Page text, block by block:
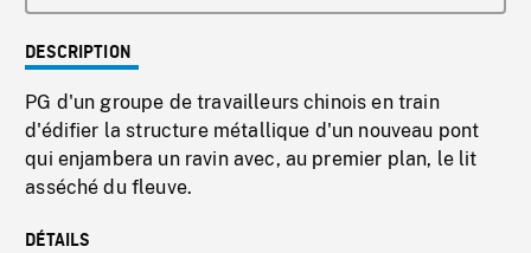
DESCRIPTION
PG d'un groupe de travailleurs chinois en train
d'édifier la structure métallique d'un nouveau pont
qui enjambera un ravin avec, au premier plan, le lit
asséché du fleuve.
DÉTAILS